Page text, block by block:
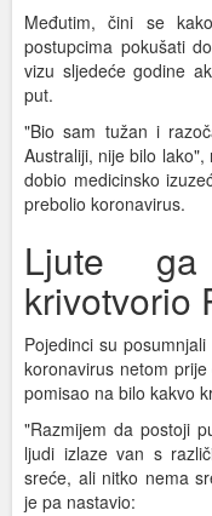
Međutim, čini se
postupcima pokušati
vizu sljedeće godine
put.
"Bio sam tužan i
Australiji, nije bilo
dobio medicinsko
prebolio koronavirus.
Ljute
krivotvorio
Pojedinci su
koronavirus netom
pomisao na bilo kakvo
"Razmijem da postoji
ljudi izlaze van s
sreće, ali nitko nema
je pa nastavio: